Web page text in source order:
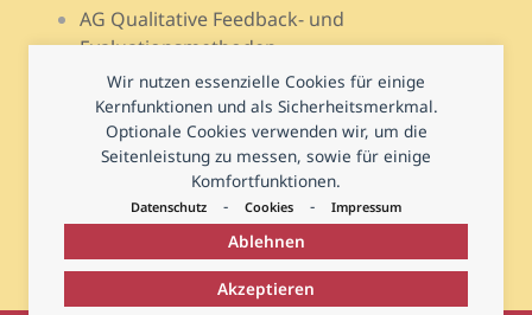
Wir nutzen essenzielle Cookies für einige
Kernfunktionen und als Sicherheitsmerkmal.
Optionale Cookies verwenden wir, um die
Seitenleistung zu messen, sowie für einige
Komfortfunktionen.
Datenschutz - Cookies - Impressum
Akzeptieren
Ablehnen
AG Qualitative Feedback- und
Evaluationsmethoden
AG Open Teach Ware – Lehrportale
AG Psychologie und Lehr-Lern-Forschung
AG Prüfen und Prüfungsdidaktik
AG Hochschuldidaktische Regional- und
Landesnetzwerke